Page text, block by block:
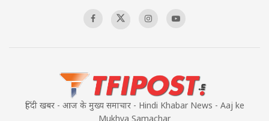
हिंदी खबर - आज के मुख्य समाचार - Hindi Khabar News - Aaj ke
Mukhya Samachar